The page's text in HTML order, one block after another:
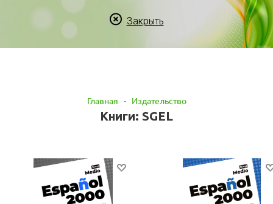
Закрыть
Главная - Издательство
Книги: SGEL